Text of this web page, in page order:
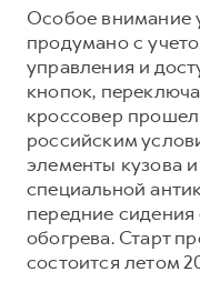
Особое внимание
продумано с
управления и
кнопок,
кроссовер
российским
элементы кузова
специальной
передние
обогрева. Старт
состоится летом